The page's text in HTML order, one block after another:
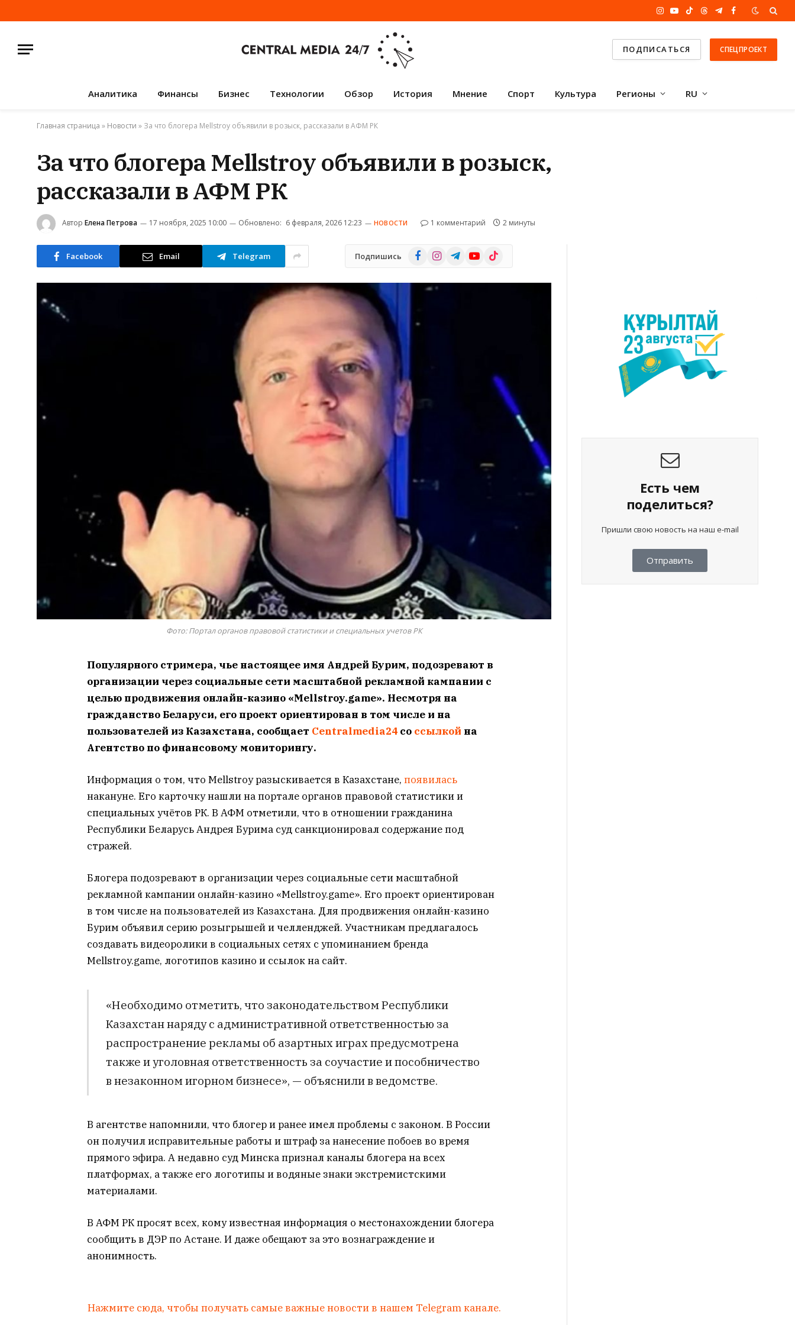
Instagram
YouTube
TikTokThreadsTelegram
Facebook
ПОДПИСАТЬСЯ СПЕЦПРОЕКТ
Аналитика Финансы Бизнес Технологии Обзор История Мнение Спорт Культура Регионы RU
Главная страница » Новости » За что блогера Mellstroy объявили в розыск, рассказали в АФМ РК
За что блогера Mellstroy объявили в розыск,
рассказали в АФМ РК
Автор Елена Петрова 17 ноября, 2025 10:00 Обновлено: 6 февраля, 2026 12:23 НОВОСТИ 1 комментарий 2 минуты
Facebook Email Telegram Подпишись FacebookInstagramTelegramYouTube
TikTok
Фото: Портал органов правовой статистики и специальных учетов РК
Популярного стримера, чье настоящее имя Андрей Бурим, подозревают в
организации через социальные сети масштабной рекламной кампании с
целью продвижения онлайн-казино «Mellstroy.game». Несмотря на
гражданство Беларуси, его проект ориентирован в том числе и на
пользователей из Казахстана, сообщает Centralmedia24 со ссылкой на
Агентство по финансовому мониторингу.
Информация о том, что Mellstroy разыскивается в Казахстане, появилась
накануне. Его карточку нашли на портале органов правовой статистики и
специальных учётов РК. В АФМ отметили, что в отношении гражданина
Республики Беларусь Андрея Бурима суд санкционировал содержание под
стражей.
Блогера подозревают в организации через социальные сети масштабной
рекламной кампании онлайн-казино «Mellstroy.game». Его проект ориентирован
в том числе на пользователей из Казахстана. Для продвижения онлайн-казино
Бурим объявил серию розыгрышей и челленджей. Участникам предлагалось
создавать видеоролики в социальных сетях с упоминанием бренда
Mellstroy.game, логотипов казино и ссылок на сайт.
«Необходимо отметить, что законодательством Республики
Казахстан наряду с административной ответственностью за
распространение рекламы об азартных играх предусмотрена
также и уголовная ответственность за соучастие и пособничество
в незаконном игорном бизнесе», — объяснили в ведомстве.
В агентстве напомнили, что блогер и ранее имел проблемы с законом. В России
он получил исправительные работы и штраф за нанесение побоев во время
прямого эфира. А недавно суд Минска признал каналы блогера на всех
платформах, а также его логотипы и водяные знаки экстремистскими
материалами.
В АФМ РК просят всех, кому известная информация о местонахождении блогера
сообщить в ДЭР по Астане. И даже обещают за это вознаграждение и
анонимность.
Нажмите сюда, чтобы получать самые важные новости в нашем Telegram канале.
Есть чем
поделиться?
Пришли свою новость на наш e-mail
Отправить